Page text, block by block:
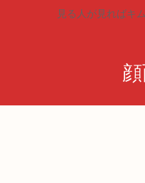
見る人が見ればキ